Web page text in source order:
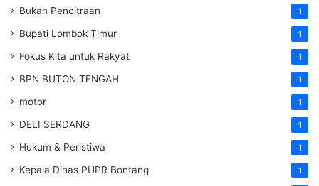
Bukan Pencitraan 1
Bupati Lombok Timur 1
Fokus Kita untuk Rakyat 1
BPN BUTON TENGAH 1
motor 1
DELI SERDANG 1
Hukum & Peristiwa 1
Kepala Dinas PUPR Bontang 1